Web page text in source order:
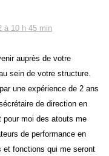
à 10 h 45 min
auprès de votre
sein de votre structure.
une expérience de 2 ans
de direction en
moi des atouts me
de performance en
et fonctions qui me seront